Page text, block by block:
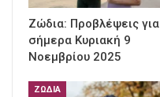
Ζώδια: Προβλέψεις για
σήμερα Κυριακή 9
Νοεμβρίου 2025
ΖΏΔΙΑ